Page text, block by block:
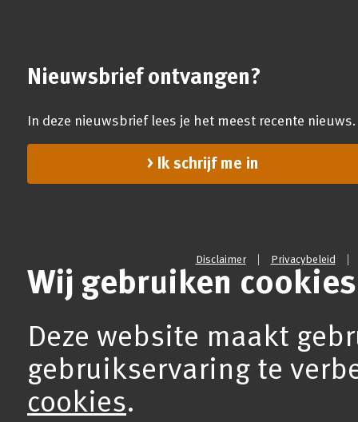
Nieuwsbrief ontvangen?
In deze nieuwsbrief lees je het meest recente nieuws.
Ik schrijf me in
Disclaimer Privacybeleid
Wij gebruiken cookies
Deze website maakt
gebruikservaring te
cookies.